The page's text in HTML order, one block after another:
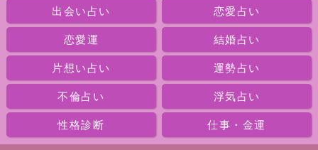
出会い占い 恋愛占い
恋愛運 結婚占い
片想い占い 運勢占い
不倫占い 浮気占い
性格診断 仕事・金運